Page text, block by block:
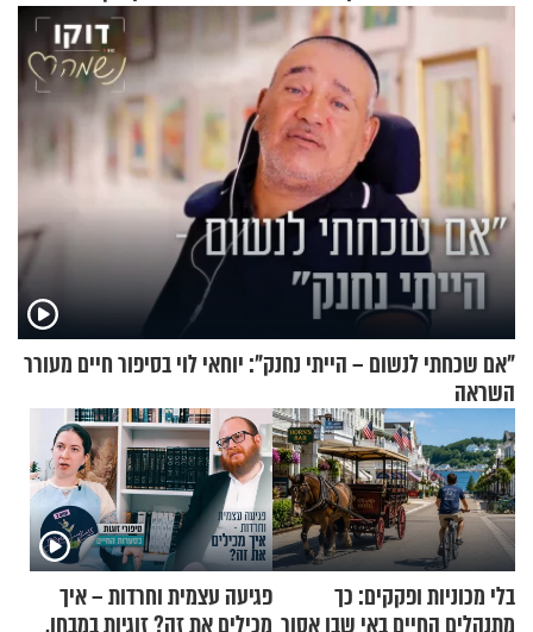
"אם שכחתי לנשום – הייתי נחנק": יוחאי לוי בסיפור חיים מעורר
השראה
בלי מכוניות ופקקים: כך
מתנהלים החיים באי שבו אסור
פגיעה עצמית וחרדות – איך
מכילים את זה? זוגיות במבחן,